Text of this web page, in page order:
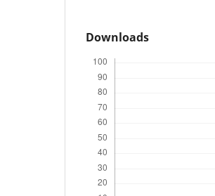
Downloads